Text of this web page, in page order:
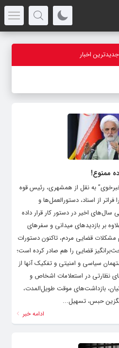
اخبار
ممنوع!
به نقل از همشهری، رئیس قوه
از اسناد، دستورالعمل‌ها و
اخیر در دستور کار قرار داده
بر بازدیدهای میدانی و سفرهای
قضایی مردم، تاکنون دستورات
قضایی را هم صادر کرده است؛
سیاسی و امنیتی و تفکیک آنها از
نظارتی در استعلامات اشخاص و
بازداشت‌های موقت طویل‌المدت،
حبس، تسهیل...
ادامه خبر